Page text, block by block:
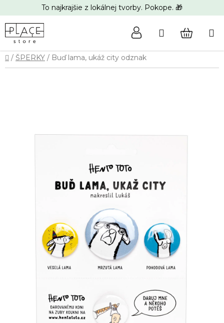
na
obsah
To najkrajšie z lokálnej tvorby. Pokope. 🎁
Hľadať
Domov
/ ŠPERKY / Buď lama, ukáž city odznak